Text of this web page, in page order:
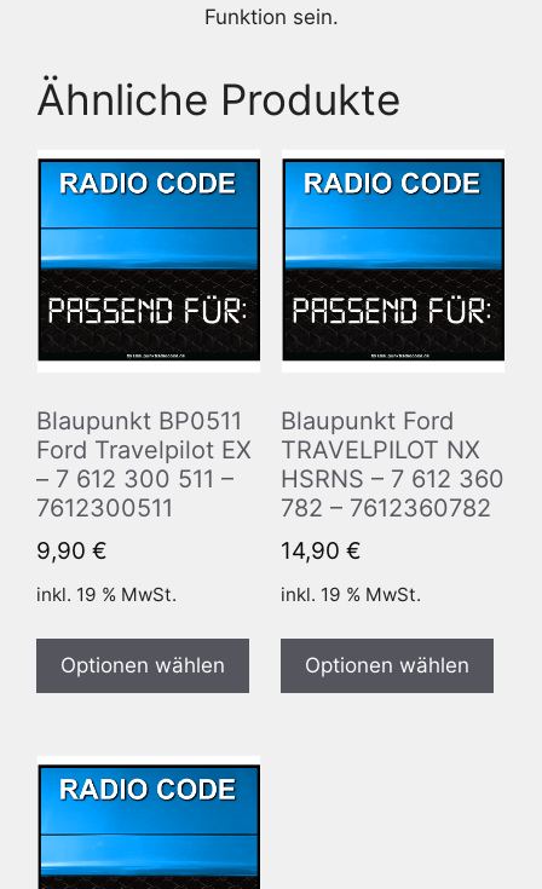
Funktion sein.
Ähnliche Produkte
Blaupunkt BP0511
Ford Travelpilot EX
– 7 612 300 511 –
7612300511
9,90 €
inkl. 19 % MwSt.
Optionen wählen
Blaupunkt Ford
TRAVELPILOT NX
HSRNS – 7 612 360
782 – 7612360782
14,90 €
inkl. 19 % MwSt.
Optionen wählen